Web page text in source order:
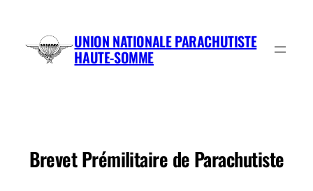
contenu
UNION NATIONALE PARACHUTISTE
HAUTE-SOMME
Brevet Prémilitaire de Parachutiste